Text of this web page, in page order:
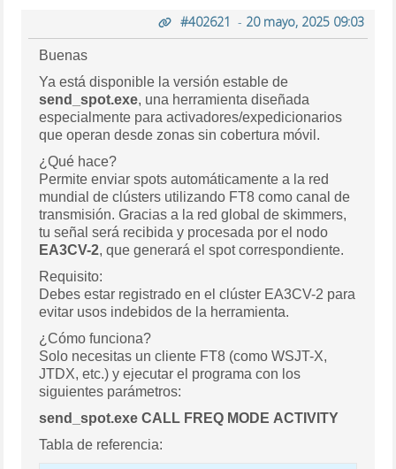
#402621 - 20 mayo, 2025 09:03
Buenas
Ya está disponible la versión estable de
send_spot.exe, una herramienta diseñada
especialmente para activadores/expedicionarios
que operan desde zonas sin cobertura móvil.
¿Qué hace?
Permite enviar spots automáticamente a la red
mundial de clústers utilizando FT8 como canal de
transmisión. Gracias a la red global de skimmers,
tu señal será recibida y procesada por el nodo
EA3CV-2, que generará el spot correspondiente.
Requisito:
Debes estar registrado en el clúster EA3CV-2 para
evitar usos indebidos de la herramienta.
¿Cómo funciona?
Solo necesitas un cliente FT8 (como WSJT-X,
JTDX, etc.) y ejecutar el programa con los
siguientes parámetros:
send_spot.exe CALL FREQ MODE ACTIVITY
Tabla de referencia: